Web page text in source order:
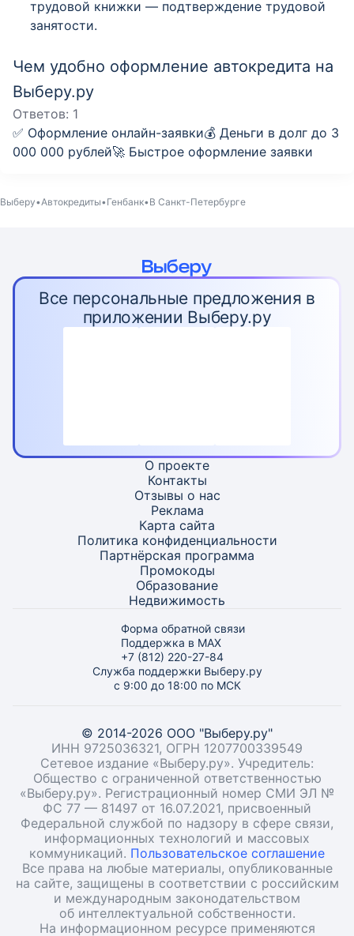
трудовой книжки — подтверждение трудовой
занятости.
Чем удобно оформление автокредита на
Выберу.ру
Ответов: 1
✅ Оформление онлайн-заявки💰 Деньги в долг до 3
000 000 рублей🚀 Быстрое оформление заявки
Выберу Автокредиты Генбанк В Санкт-Петербурге
Все персональные предложения в
приложении Выберу.ру
О проекте
Контакты
Отзывы о нас
Реклама
Карта сайта
Политика конфиденциальности
Партнёрская программа
Промокоды
Образование
Недвижимость
Форма обратной связи
Поддержка в MAX
+7 (812) 220-27-84
Служба поддержки Выберу.ру
с 9:00 до 18:00 по МСК
© 2014-2026 ООО "Выберу.ру"
ИНН 9725036321, ОГРН 1207700339549
Сетевое издание «Выберу.ру». Учредитель:
Общество с ограниченной ответственностью
«Выберу.ру». Регистрационный номер СМИ ЭЛ №
ФС 77 — 81497 от 16.07.2021, присвоенный
Федеральной службой по надзору в сфере связи,
информационных технологий и массовых
коммуникаций. Пользовательское соглашение
Все права на любые материалы, опубликованные
на сайте, защищены в соответствии с российским
и международным законодательством
об интеллектуальной собственности.
На информационном ресурсе применяются